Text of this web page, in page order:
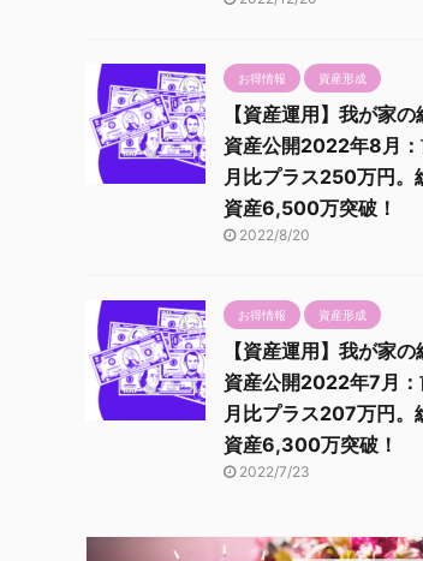
お得情報 資産形成
【資産運用】我が家の
資産公開2022年8月
月比プラス250万円。
資産6,500万突破！
2022/8/20
お得情報 資産形成
【資産運用】我が家の
資産公開2022年7月：
月比プラス207万円。
資産6,300万突破！
2022/7/23